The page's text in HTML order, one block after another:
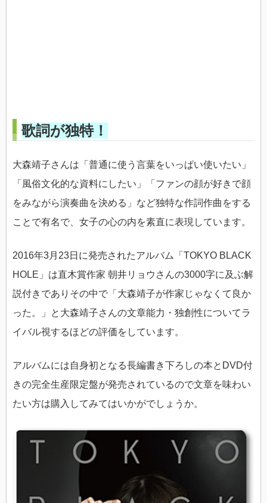
歌詞が独特！
大森靖子さんは「普通に使う言葉をいっぱい使いたい」
「風俗文化的な資料にしたい」「ファンの顔が好きで顔
をみながら演奏曲を決める」など独特な作詞作曲をする
ことで有名で、女子の心の内を素直に表現しています。
2016年3月23日に発売されたアルバム「TOKYO BLACK
HOLE」は直木賞作家 朝井リョウさんの3000字に及ぶ解
説付きでありその中で「大森靖子が作家じゃなくて良か
った。」と大森靖子さんの文章能力・独創性についてラ
イバル視するほどの評価をしています。
アルバムには自身初となる長編書き下ろしの本とDVD付
きの完全生産限定盤が発売されているので文章を味わい
たい方は購入してみてはいかがでしょうか。